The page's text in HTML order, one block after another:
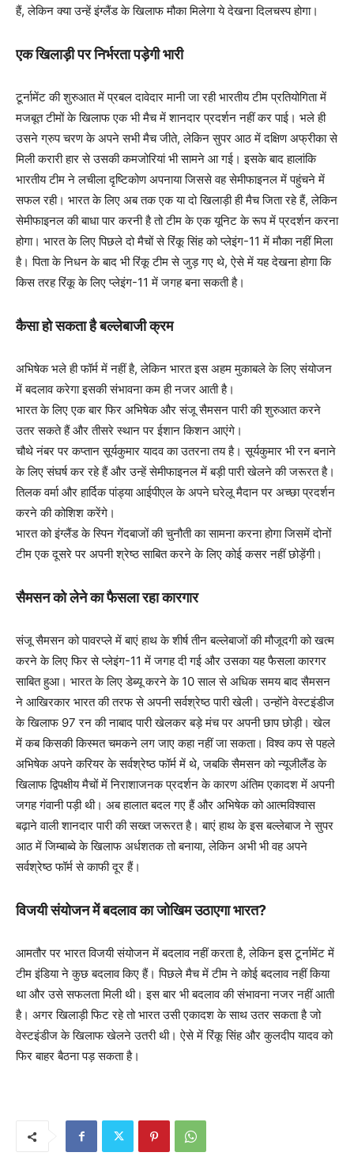
हैं, लेकिन क्या उन्हें इंग्लैंड के खिलाफ मौका मिलेगा ये देखना दिलचस्प होगा।
एक खिलाड़ी पर निर्भरता पड़ेगी भारी
टूर्नामेंट की शुरुआत में प्रबल दावेदार मानी जा रही भारतीय टीम प्रतियोगिता में
मजबूत टीमों के खिलाफ एक भी मैच में शानदार प्रदर्शन नहीं कर पाई। भले ही
उसने ग्रुप चरण के अपने सभी मैच जीते, लेकिन सुपर आठ में दक्षिण अफ्रीका से
मिली करारी हार से उसकी कमजोरियां भी सामने आ गई। इसके बाद हालांकि
भारतीय टीम ने लचीला दृष्टिकोण अपनाया जिससे वह सेमीफाइनल में पहुंचने में
सफल रही। भारत के लिए अब तक एक या दो खिलाड़ी ही मैच जिता रहे हैं, लेकिन
सेमीफाइनल की बाधा पार करनी है तो टीम के एक यूनिट के रूप में प्रदर्शन करना
होगा। भारत के लिए पिछले दो मैचों से रिंकू सिंह को प्लेइंग-11 में मौका नहीं मिला
है। पिता के निधन के बाद भी रिंकू टीम से जुड़ गए थे, ऐसे में यह देखना होगा कि
किस तरह रिंकू के लिए प्लेइंग-11 में जगह बना सकती है।
कैसा हो सकता है बल्लेबाजी क्रम
अभिषेक भले ही फॉर्म में नहीं है, लेकिन भारत इस अहम मुकाबले के लिए संयोजन
में बदलाव करेगा इसकी संभावना कम ही नजर आती है।
भारत के लिए एक बार फिर अभिषेक और संजू सैमसन पारी की शुरुआत करने
उतर सकते हैं और तीसरे स्थान पर ईशान किशन आएंगे।
चौथे नंबर पर कप्तान सूर्यकुमार यादव का उतरना तय है। सूर्यकुमार भी रन बनाने
के लिए संघर्ष कर रहे हैं और उन्हें सेमीफाइनल में बड़ी पारी खेलने की जरूरत है।
तिलक वर्मा और हार्दिक पांड्या आईपीएल के अपने घरेलू मैदान पर अच्छा प्रदर्शन
करने की कोशिश करेंगे।
भारत को इंग्लैंड के स्पिन गेंदबाजों की चुनौती का सामना करना होगा जिसमें दोनों
टीम एक दूसरे पर अपनी श्रेष्ठ साबित करने के लिए कोई कसर नहीं छोड़ेंगी।
सैमसन को लेने का फैसला रहा कारगार
संजू सैमसन को पावरप्ले में बाएं हाथ के शीर्ष तीन बल्लेबाजों की मौजूदगी को खत्म
करने के लिए फिर से प्लेइंग-11 में जगह दी गई और उसका यह फैसला कारगर
साबित हुआ। भारत के लिए डेब्यू करने के 10 साल से अधिक समय बाद सैमसन
ने आखिरकार भारत की तरफ से अपनी सर्वश्रेष्ठ पारी खेली। उन्होंने वेस्टइंडीज
के खिलाफ 97 रन की नाबाद पारी खेलकर बड़े मंच पर अपनी छाप छोड़ी। खेल
में कब किसकी किस्मत चमकने लग जाए कहा नहीं जा सकता। विश्व कप से पहले
अभिषेक अपने करियर के सर्वश्रेष्ठ फॉर्म में थे, जबकि सैमसन को न्यूजीलैंड के
खिलाफ द्विपक्षीय मैचों में निराशाजनक प्रदर्शन के कारण अंतिम एकादश में अपनी
जगह गंवानी पड़ी थी। अब हालात बदल गए हैं और अभिषेक को आत्मविश्वास
बढ़ाने वाली शानदार पारी की सख्त जरूरत है। बाएं हाथ के इस बल्लेबाज ने सुपर
आठ में जिम्बाब्वे के खिलाफ अर्धशतक तो बनाया, लेकिन अभी भी वह अपने
सर्वश्रेष्ठ फॉर्म से काफी दूर हैं।
विजयी संयोजन में बदलाव का जोखिम उठाएगा भारत?
आमतौर पर भारत विजयी संयोजन में बदलाव नहीं करता है, लेकिन इस टूर्नामेंट में
टीम इंडिया ने कुछ बदलाव किए हैं। पिछले मैच में टीम ने कोई बदलाव नहीं किया
था और उसे सफलता मिली थी। इस बार भी बदलाव की संभावना नजर नहीं आती
है। अगर खिलाड़ी फिट रहे तो भारत उसी एकादश के साथ उतर सकता है जो
वेस्टइंडीज के खिलाफ खेलने उतरी थी। ऐसे में रिंकू सिंह और कुलदीप यादव को
फिर बाहर बैठना पड़ सकता है।